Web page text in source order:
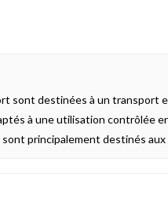
sont destinées à un transport
à une utilisation contrôlée
principalement destinés